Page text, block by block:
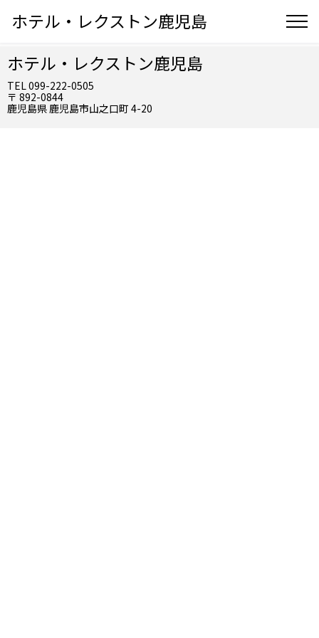
ホテル・レクストン鹿児島
ホテル・レクストン鹿児島
TEL 099-222-0505
〒 892-0844
鹿児島県 鹿児島市山之口町 4-20